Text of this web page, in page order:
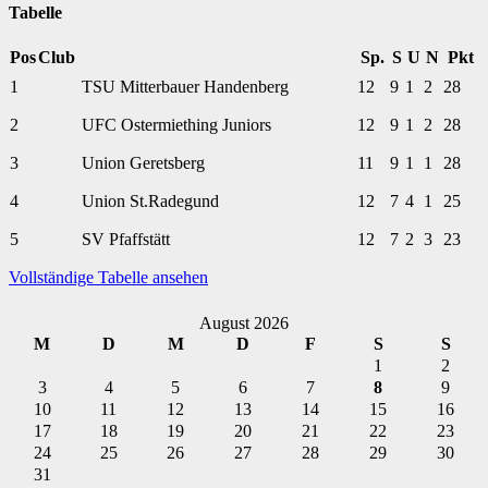
Tabelle
PosClub Sp. S U N Pkt
1
TSU Mitterbauer Handenberg 12 9 1 2 28
2 UFC Ostermiething Juniors 12 9 1 2 28
3 Union Geretsberg 11 9 1 1 28
4 Union St.Radegund 12 7 4 1 25
5 SV Pfaffstätt 12 7 2 3 23
Vollständige Tabelle ansehen
August 2026
M
D M D F S
S
1
2
3
4 5 6 7 8
9
10
11 12 13 14 15
16
17
18 19 20 21 22
23
24
25 26 27 28 29
30
31